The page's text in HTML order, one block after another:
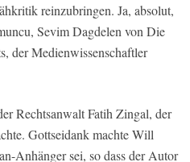
reinzubringen. Ja, absolut,
Sevim Dagdelen von Die
der Medienwissenschaftler
Rechtsanwalt Fatih Zingal, der
Gottseidank machte Will
Anhänger sei, so dass der Autor